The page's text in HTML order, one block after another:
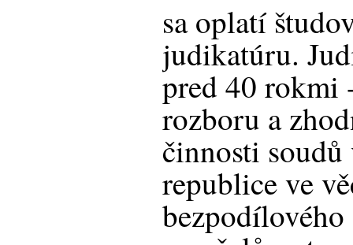
sa oplatí
judikatúru.
pred 40 rokmi
rozboru a
činnosti
republice ve